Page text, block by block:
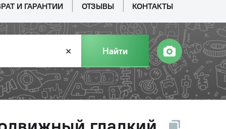
И ГАРАНТИИ ОТЗЫВЫ КОНТАКТЫ
✕ Найти